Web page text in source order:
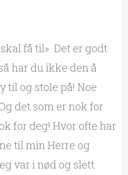
få til». Det er godt
har du ikke den å
til og stole på! Noe
det som er nok for
for deg! Hvor ofte har
til min Herre og
var i nød og slett